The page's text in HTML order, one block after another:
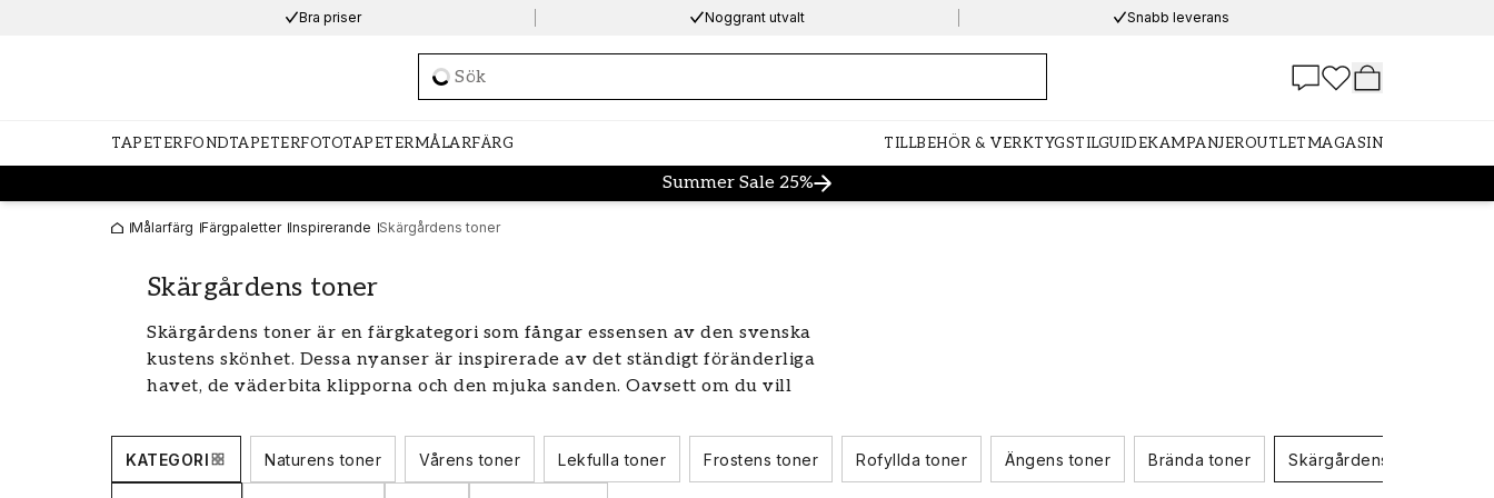
Bra priser Noggrant utvalt Snabb leverans
Loading…
TAPETERFONDTAPETERFOTOTAPETERMÅLARFÄRG TILLBEHÖR & VERKTYGSTILGUIDEKAMPANJEROUTLETMAGASIN
Summer Sale 25%
Målarfärg Färgpaletter Inspirerande Skärgårdens toner
Skärgårdens toner
Skärgårdens toner är en färgkategori som fångar essensen av den svenska
kustens skönhet. Dessa nyanser är inspirerade av det ständigt föränderliga
havet, de väderbita klipporna och den mjuka sanden. Oavsett om du vill
stämning, har Skärgårdens toner något att erbjuda. Låt oss utforska denna
fantastiska färgpalett och se hur den kan transformera ditt hem.
KATEGORI Naturens toner Vårens toner Lekfulla toner Frostens toner Rofyllda toner Ängens toner Brända toner Skärgårdens toner